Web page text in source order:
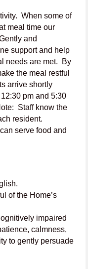
When some of
meal time our
and
support and help
needs are met. By
the meal restful
arrive shortly
pm and 5:30
Staff know the
resident.
serve food and
of the Home’s
impaired
calmness,
to gently persuade